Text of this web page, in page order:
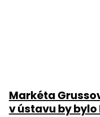
Markéta
v ústavu by bylo